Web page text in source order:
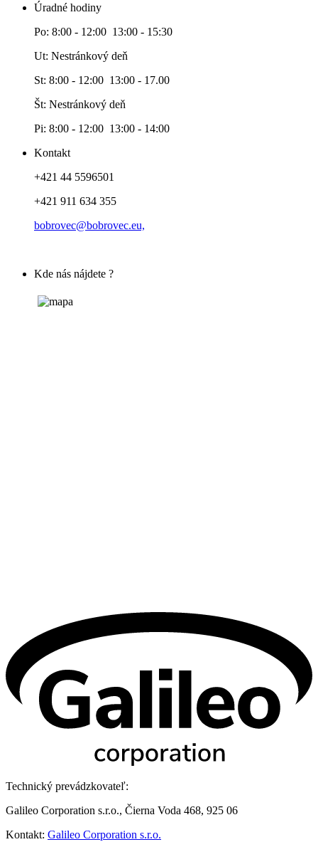
Úradné hodiny
Po: 8:00 - 12:00 13:00 - 15:30
Ut: Nestránkový deň
St: 8:00 - 12:00 13:00 - 17.00
Št: Nestránkový deň
Pi: 8:00 - 12:00 13:00 - 14:00
Kontakt
+421 44 5596501
+421 911 634 355
bobrovec@bobrovec.eu,
Kde nás nájdete ?
Technický prevádzkovateľ:
Galileo Corporation s.r.o., Čierna Voda 468, 925 06
Kontakt: Galileo Corporation s.r.o.